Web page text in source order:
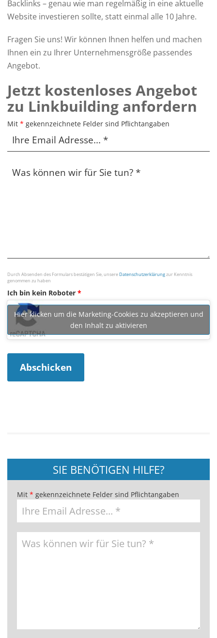
Backlinks – genau wie man regelmäßig in eine aktuelle
Website investieren sollte, statt einmal alle 10 Jahre.
Fragen Sie uns! Wir können Ihnen helfen und machen
Ihnen ein zu Ihrer Unternehmensgröße passendes
Angebot.
Jetzt kostenloses Angebot
zu Linkbuilding anfordern
Mit * gekennzeichnete Felder sind Pflichtangaben
Durch Absenden des Formulars bestätigen Sie, unsereDatenschutzerklärungzur Kenntnis
genommen zu haben
Ich bin kein Roboter *
Hier klicken um die Marketing-Cookies zu akzeptieren und
den Inhalt zu aktivieren
SIE BENÖTIGEN HILFE?
Mit * gekennzeichnete Felder sind Pflichtangaben